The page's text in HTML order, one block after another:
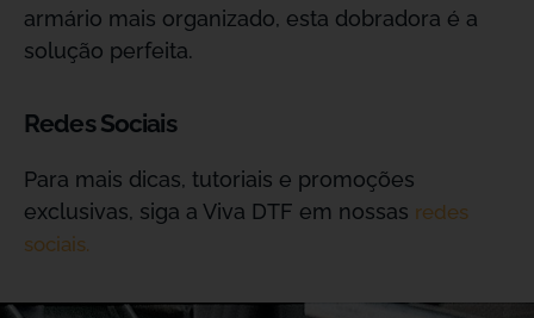
armário mais organizado, esta dobradora é a
solução perfeita.
Redes Sociais
Para mais dicas, tutoriais e promoções
exclusivas, siga a Viva DTF em nossas redes
sociais.